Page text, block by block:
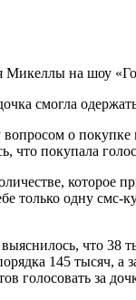
смогла
о
что покупала
которое
только одну
что
145 тысяч, а
голосовать за